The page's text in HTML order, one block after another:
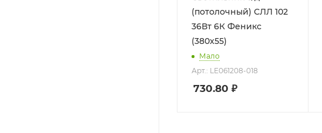
(потолочный) СЛЛ 102
36Вт 6К Феникс
(380x55)
Мало
Арт.: LE061208-018
730.80 ₽